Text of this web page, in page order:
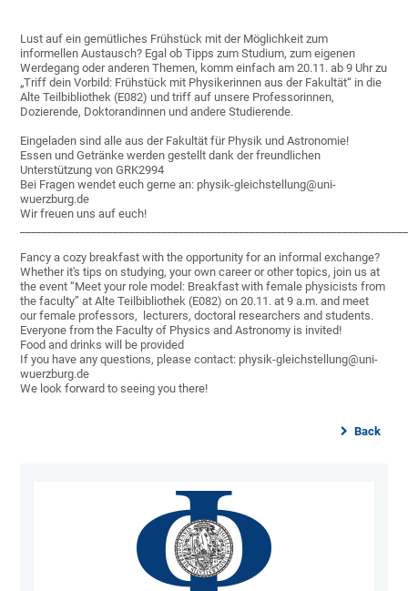
Lust auf ein gemütliches Frühstück mit der Möglichkeit zum
informellen Austausch? Egal ob Tipps zum Studium, zum eigenen
Werdegang oder anderen Themen, komm einfach am 20.11. ab 9 Uhr zu
„Triff dein Vorbild: Frühstück mit Physikerinnen aus der Fakultät“ in die
Alte Teilbibliothek (E082) und triff auf unsere Professorinnen,
Dozierende, Doktorandinnen und andere Studierende.
Eingeladen sind alle aus der Fakultät für Physik und Astronomie!
Essen und Getränke werden gestellt dank der freundlichen
Unterstützung von GRK2994
Bei Fragen wendet euch gerne an: physik-gleichstellung@uni-
wuerzburg.de
Wir freuen uns auf euch!
Fancy a cozy breakfast with the opportunity for an informal exchange?
Whether it's tips on studying, your own career or other topics, join us at
the event “Meet your role model: Breakfast with female physicists from
the faculty” at Alte Teilbibliothek (E082) on 20.11. at 9 a.m. and meet
our female professors, lecturers, doctoral researchers and students.
Everyone from the Faculty of Physics and Astronomy is invited!
Food and drinks will be provided
If you have any questions, please contact: physik-gleichstellung@uni-
wuerzburg.de
We look forward to seeing you there!
Back